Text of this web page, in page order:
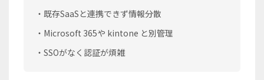
・既存SaaSと連携できず情報分散
・Microsoft 365や kintone と別管理
・SSOがなく認証が煩雑